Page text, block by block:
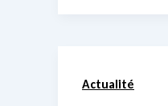
Actualité